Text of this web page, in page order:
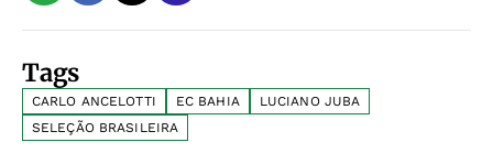
Tags
CARLO ANCELOTTI EC BAHIA
LUCIANO JUBA
SELEÇÃO BRASILEIRA